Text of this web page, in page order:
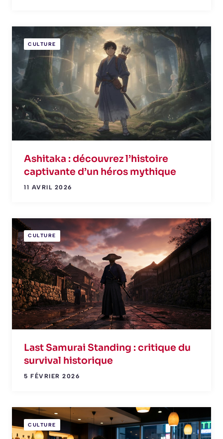
CULTURE
Ashitaka : découvrez l’histoire
captivante d’un héros mythique
11 AVRIL 2026
CULTURE
Last Samurai Standing : critique du
survival historique
5 FÉVRIER 2026
CULTURE